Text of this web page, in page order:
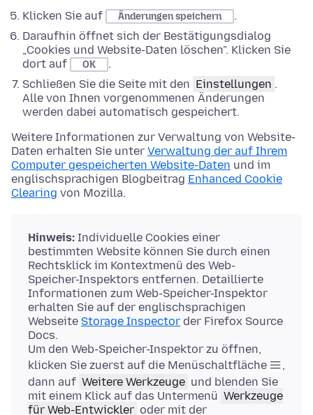
Klicken Sie auf
Änderungen speichern
.
Daraufhin öffnet sich der Bestätigungsdialog
„Cookies und Website-Daten löschen". Klicken Sie
dort auf
OK
.
Schließen Sie die Seite mit den Einstellungen .
Alle von Ihnen vorgenommenen Änderungen
werden dabei automatisch gespeichert.
Weitere Informationen zur Verwaltung von Website-
Daten erhalten Sie unter Verwaltung der auf Ihrem
Computer gespeicherten Website-Daten und im
englischsprachigen Blogbeitrag Enhanced Cookie
Clearing von Mozilla.
Hinweis: Individuelle Cookies einer
bestimmten Website können Sie durch einen
Rechtsklick im Kontextmenü des Web-
Speicher-Inspektors entfernen. Detaillierte
Informationen zum Web-Speicher-Inspektor
erhalten Sie auf der englischsprachigen
Webseite Storage Inspector der Firefox Source
Docs.
Um den Web-Speicher-Inspektor zu öffnen,
klicken Sie zuerst auf die Menüschaltfläche
,
dann auf Weitere Werkzeuge und blenden Sie
mit einem Klick auf das Untermenü Werkzeuge
für Web-Entwickler oder mit der